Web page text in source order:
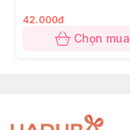
42.000đ
Chọn mua